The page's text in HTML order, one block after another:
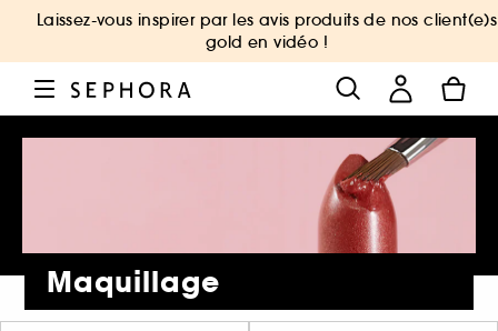
Laissez-vous inspirer par les avis produits de nos client(e)s
gold en vidéo !
Maquillage